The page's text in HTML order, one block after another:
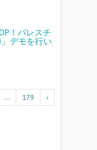
！パレスチ
デモを行い
… 179 ›